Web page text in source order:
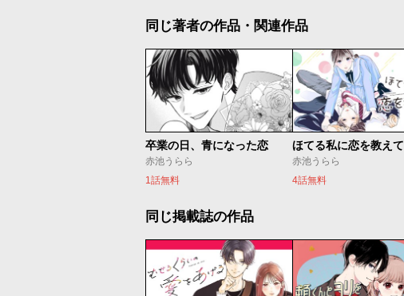
同じ著者の作品・関連作品
卒業の日、青になった恋
赤池うらら
1話無料
ほてる私に恋を教えて
赤池うらら
4話無料
同じ掲載誌の作品